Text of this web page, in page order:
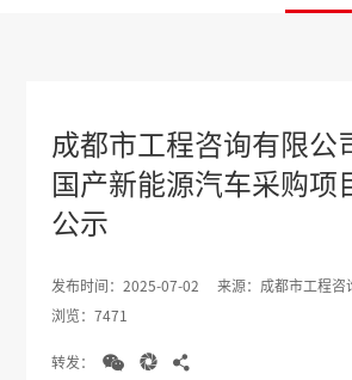
成都市工程咨询有限公
国产新能源汽车采购项
公示
发布时间：2025-07-02 来源：成都市工程咨
浏览：7471
转发：   